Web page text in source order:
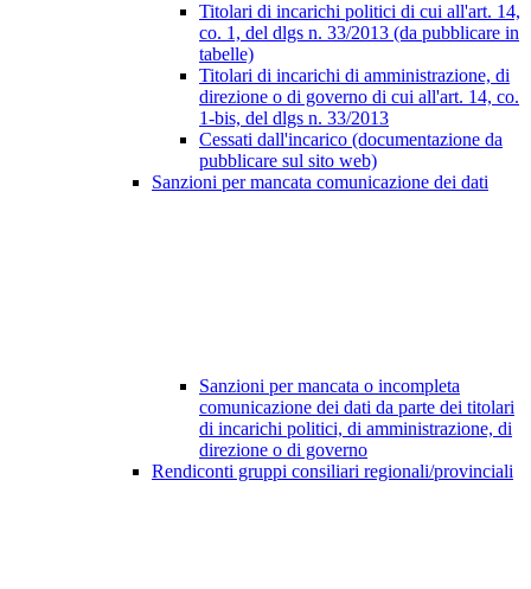
Titolari di incarichi politici di cui all'art. 14,
co. 1, del dlgs n. 33/2013 (da pubblicare in
tabelle)
Titolari di incarichi di amministrazione, di
direzione o di governo di cui all'art. 14, co.
1-bis, del dlgs n. 33/2013
Cessati dall'incarico (documentazione da
pubblicare sul sito web)
Sanzioni per mancata comunicazione dei dati
Sanzioni per mancata o incompleta
comunicazione dei dati da parte dei titolari
di incarichi politici, di amministrazione, di
direzione o di governo
Rendiconti gruppi consiliari regionali/provinciali